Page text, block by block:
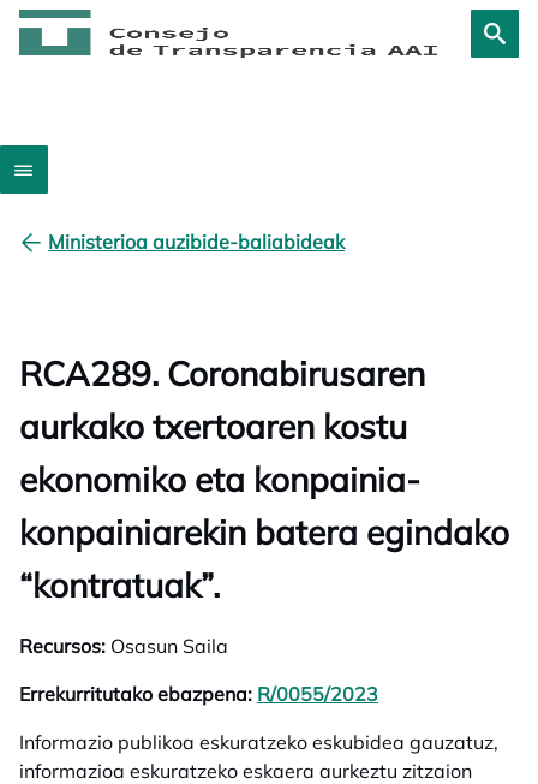
Ministerioa auzibide-baliabideak
RCA289. Coronabirusaren
aurkako txertoaren kostu
ekonomiko eta konpainia-
konpainiarekin batera egindako
“kontratuak”.
Recursos: Osasun Saila
Errekurritutako ebazpena: R/0055/2023
Informazio publikoa eskuratzeko eskubidea gauzatuz,
informazioa eskuratzeko eskaera aurkeztu zitzaion